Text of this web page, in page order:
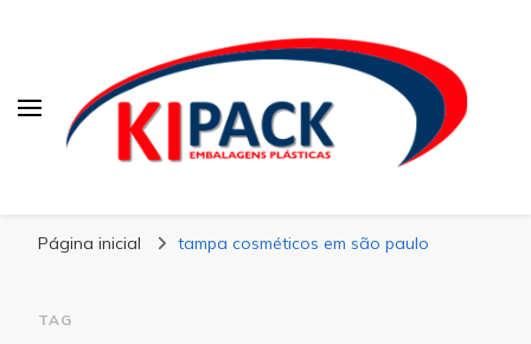
Página inicial tampa cosméticos em são paulo
TAG